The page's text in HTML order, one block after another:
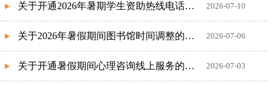
关于开通2026年暑期学生资助热线电话的通知 2026-07-10
关于2026年暑假期间图书馆时间调整的通知 2026-07-06
关于开通暑假期间心理咨询线上服务的通知 2026-07-03